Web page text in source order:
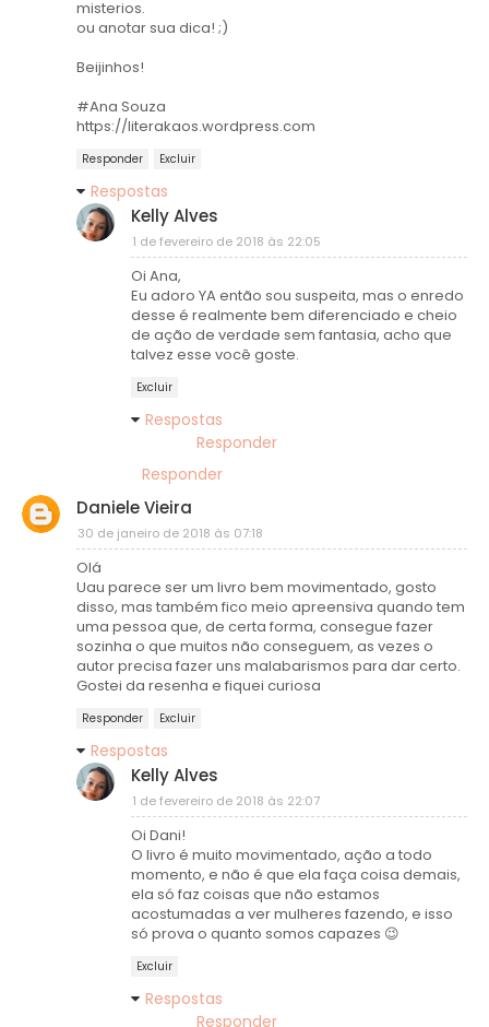
misterios.
ou anotar sua dica! ;)
Beijinhos!
#Ana Souza
https://literakaos.wordpress.com
Responder Excluir
Respostas
Kelly Alves
1 de fevereiro de 2018 às 22:05
Oi Ana,
Eu adoro YA então sou suspeita, mas o enredo
desse é realmente bem diferenciado e cheio
de ação de verdade sem fantasia, acho que
talvez esse você goste.
Excluir
Respostas
Responder
Responder
Daniele Vieira
30 de janeiro de 2018 às 07:18
Olá
Uau parece ser um livro bem movimentado, gosto
disso, mas também fico meio apreensiva quando tem
uma pessoa que, de certa forma, consegue fazer
sozinha o que muitos não conseguem, as vezes o
autor precisa fazer uns malabarismos para dar certo.
Gostei da resenha e fiquei curiosa
Responder Excluir
Respostas
Kelly Alves
1 de fevereiro de 2018 às 22:07
Oi Dani!
O livro é muito movimentado, ação a todo
momento, e não é que ela faça coisa demais,
ela só faz coisas que não estamos
acostumadas a ver mulheres fazendo, e isso
só prova o quanto somos capazes 😉
Excluir
Respostas
Responder